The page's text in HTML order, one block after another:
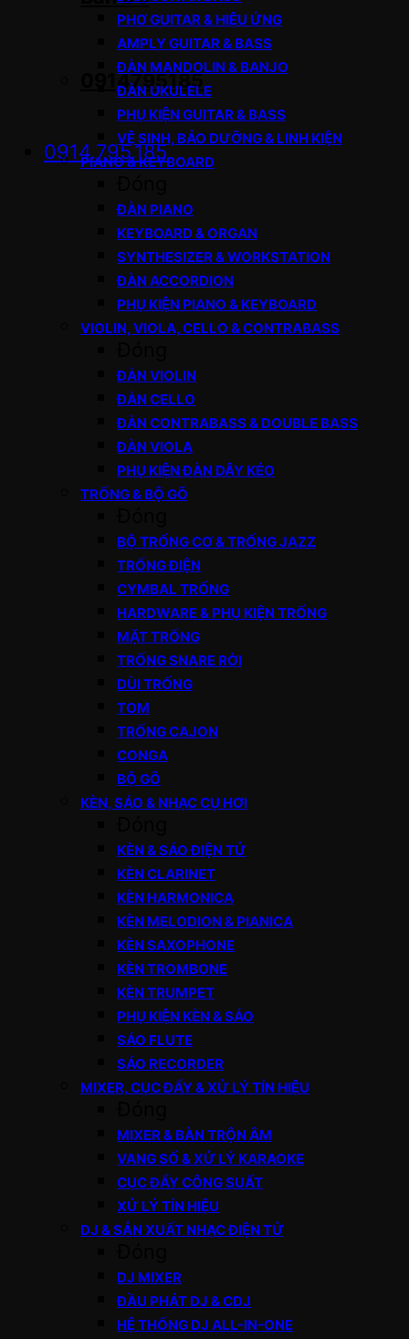
0914795185
0914.795.185
PHƠ GUITAR & HIỆU ỨNG
AMPLY GUITAR & BASS
ĐÀN MANDOLIN & BANJO
ĐÀN UKULELE
PHỤ KIỆN GUITAR & BASS
VỆ SINH, BẢO DƯỠNG & LINH KIỆN
PIANO & KEYBOARD
ĐÀN PIANO
KEYBOARD & ORGAN
SYNTHESIZER & WORKSTATION
ĐÀN ACCORDION
PHỤ KIỆN PIANO & KEYBOARD
VIOLIN, VIOLA, CELLO & CONTRABASS
ĐÀN VIOLIN
ĐÀN CELLO
ĐÀN CONTRABASS & DOUBLE BASS
ĐÀN VIOLA
PHỤ KIỆN ĐÀN DÂY KÉO
TRỐNG & BỘ GÕ
BỘ TRỐNG CƠ & TRỐNG JAZZ
TRỐNG ĐIỆN
CYMBAL TRỐNG
HARDWARE & PHỤ KIỆN TRỐNG
MẶT TRỐNG
TRỐNG SNARE RỜI
DÙI TRỐNG
TOM
TRỐNG CAJON
CONGA
BỘ GÕ
KÈN, SÁO & NHẠC CỤ HƠI
KÈN & SÁO ĐIỆN TỬ
KÈN CLARINET
KÈN HARMONICA
KÈN MELODION & PIANICA
KÈN SAXOPHONE
KÈN TROMBONE
KÈN TRUMPET
PHỤ KIỆN KÈN & SÁO
SÁO FLUTE
SÁO RECORDER
MIXER, CỤC ĐẨY & XỬ LÝ TÍN HIỆU
MIXER & BÀN TRỘN ÂM
VANG SỐ & XỬ LÝ KARAOKE
CỤC ĐẨY CÔNG SUẤT
XỬ LÝ TÍN HIỆU
DJ & SẢN XUẤT NHẠC ĐIỆN TỬ
DJ MIXER
ĐẦU PHÁT DJ & CDJ
HỆ THỐNG DJ ALL-IN-ONE